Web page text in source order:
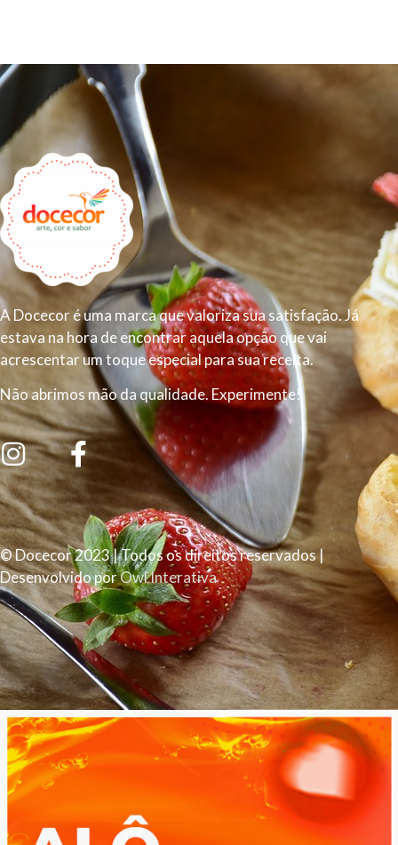
A Docecor é uma marca que valoriza sua satisfação. Já
estava na hora de encontrar aquela opção que vai
acrescentar um toque especial para sua receita.
Não abrimos mão da qualidade. Experimente!
© Docecor 2023 | Todos os direitos reservados |
Desenvolvido porOwl Interativa